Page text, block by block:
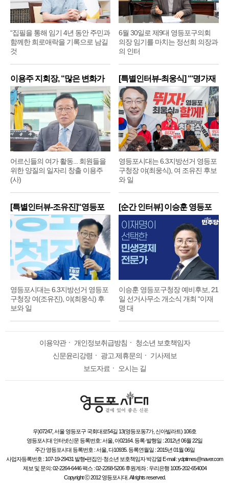
“집필을 통해 임기 4년 동안 주민과
함께한 희로애락을 기록으로 남길
것
6월 30일로 제9대 영등포구의회
의장 임기를 마치는 정선희 의장과
의 인터
이용주 지회장, “많은 변화가
어르신들의 여가 활동... 회원들을
위한 양질의 일자리 창출 이용주
(사)
[특별인터뷰-최웅식] “‘명가재
영등포시대는 6.3지방선거 영등포
구청장 야(최웅식), 여 조유진 후보
와 일
[특별인터뷰-조유진]“영등포
구
영등포시대는 6.3지방선거 영등포
구청장 여(조유진), 야(최웅식) 후
보와 일
[순간 인터뷰] 이승훈 영등포
구
이승훈 영등포구청장 예비후보, 21
일 선거사무소 개소식 개최 “이재
명 대
이용약관ㆍ 개인정보취급방침 ㆍ 청소년 보호책임자
신문윤리강령 ㆍ 광고.제휴문의 ㆍ 기사제보
보도자료ㆍ 오시는 길
우)07247, 서울 영등포구 국회대로54길 13(영등포동7가, 신아빌라트) 106호
영등포시대 인터넷신문 등록번호: 서울, 아02164. 등록·발행일 : 2012년 06월 22일
주간 영등포시대 등록번호 : 서울, 다10935. 등록연월일 : 2015년 01월 06일
사업자등록번호 : 107-19-29431 발행•편집인·청소년 보호책임자 박강열 E-mail : ydptimes@naver.com
제보 및 문의: 02-2264-6446 팩스 : 02-2268-5206 후원계좌 : 우리은행 1005-202-654004
Copyright ⓒ 2012 영등포시대. All rights reserved.